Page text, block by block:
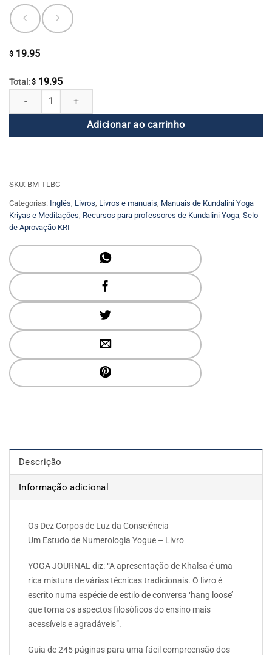
$ 19.95
Total: $ 19.95
Os Dez Corpos Leves da Consciência quantidade
Adicionar ao carrinho
SKU: BM-TLBC
Categorias: Inglês Livros Livros e manuais Manuais de Kundalini Yoga
Kriyas e Meditações Recursos para professores de Kundalini Yoga Selo
de Aprovação KRI
Descrição
Informação adicional
Os Dez Corpos de Luz da Consciência
Um Estudo de Numerologia Yogue – Livro
YOGA JOURNAL diz: “A apresentação de Khalsa é uma
rica mistura de várias técnicas tradicionais. O livro é
escrito numa espécie de estilo de conversa ‘hang loose’
que torna os aspectos filosóficos do ensino mais
acessíveis e agradáveis”.
Guia de 245 páginas para uma fácil compreensão dos